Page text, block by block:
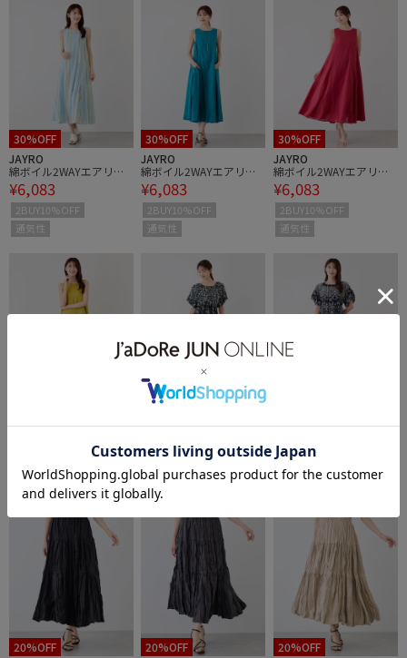
30%OFF
JAYRO
綿ボイル2WAYエアリー
フレアワンピース
¥6,083
2BUY10%OFF
通気性
30%OFF
JAYRO
綿ボイル2WAYエアリー
フレアワンピース
¥6,083
2BUY10%OFF
通気性
30%OFF
JAYRO
綿ボイル2WAYエアリー
フレアワンピース
¥6,083
2BUY10%OFF
通気性
綿ボイル2WAYエアリー
通気性
20%OFF
2WAYリラックスマキシ
¥5,192
2BUY10%OFF
2WAYリラックスマキシ
¥5,192
2BUY10%OFF
20%OFF
20%OFF
20%OFF